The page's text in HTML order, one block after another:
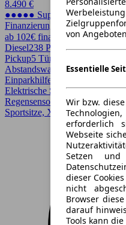
von Angeboten
Essentielle
Wir bzw.
erforderlich
Webseite
Setzen und
dieser
nicht
Browser
darauf
Tools kann
8.490 €
●●●●● Super Preis
Finanzierung möglich
ab 102€ finanzieren ↗
Diesel238 PS (175 kW)
Pickup5 Türen
Abstandswarner, Allrad, Bi-
Einparkhilfe Sensoren hinten,
Elektrische Sitze, Kurvenlicht,
Regensensor,
Sportsitze, Xenonscheinwerfer